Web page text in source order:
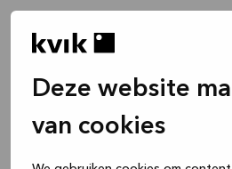
Deze website
van cookies